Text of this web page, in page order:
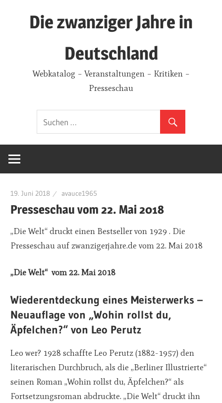
Die zwanziger Jahre in
Deutschland
Webkatalog – Veranstaltungen – Kritiken –
Presseschau
19. Juni 2018 avauce1965
Presseschau vom 22. Mai 2018
„Die Welt“ druckt einen Bestseller von 1929 . Die
Presseschau auf zwanzigerjahre.de vom 22. Mai 2018
„Die Welt“ vom 22. Mai 2018
Wiederentdeckung eines Meisterwerks –
Neuauflage von „Wohin rollst du,
Äpfelchen?“ von Leo Perutz
Leo wer? 1928 schaffte Leo Perutz (1882-1957) den
literarischen Durchbruch, als die „Berliner Illustrierte“
seinen Roman „Wohin rollst du, Äpfelchen?“ als
Fortsetzungsroman abdruckte. „Die Welt“ druckt ihn